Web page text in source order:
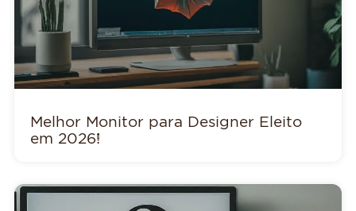
Melhor Monitor para Designer Eleito
em 2026!